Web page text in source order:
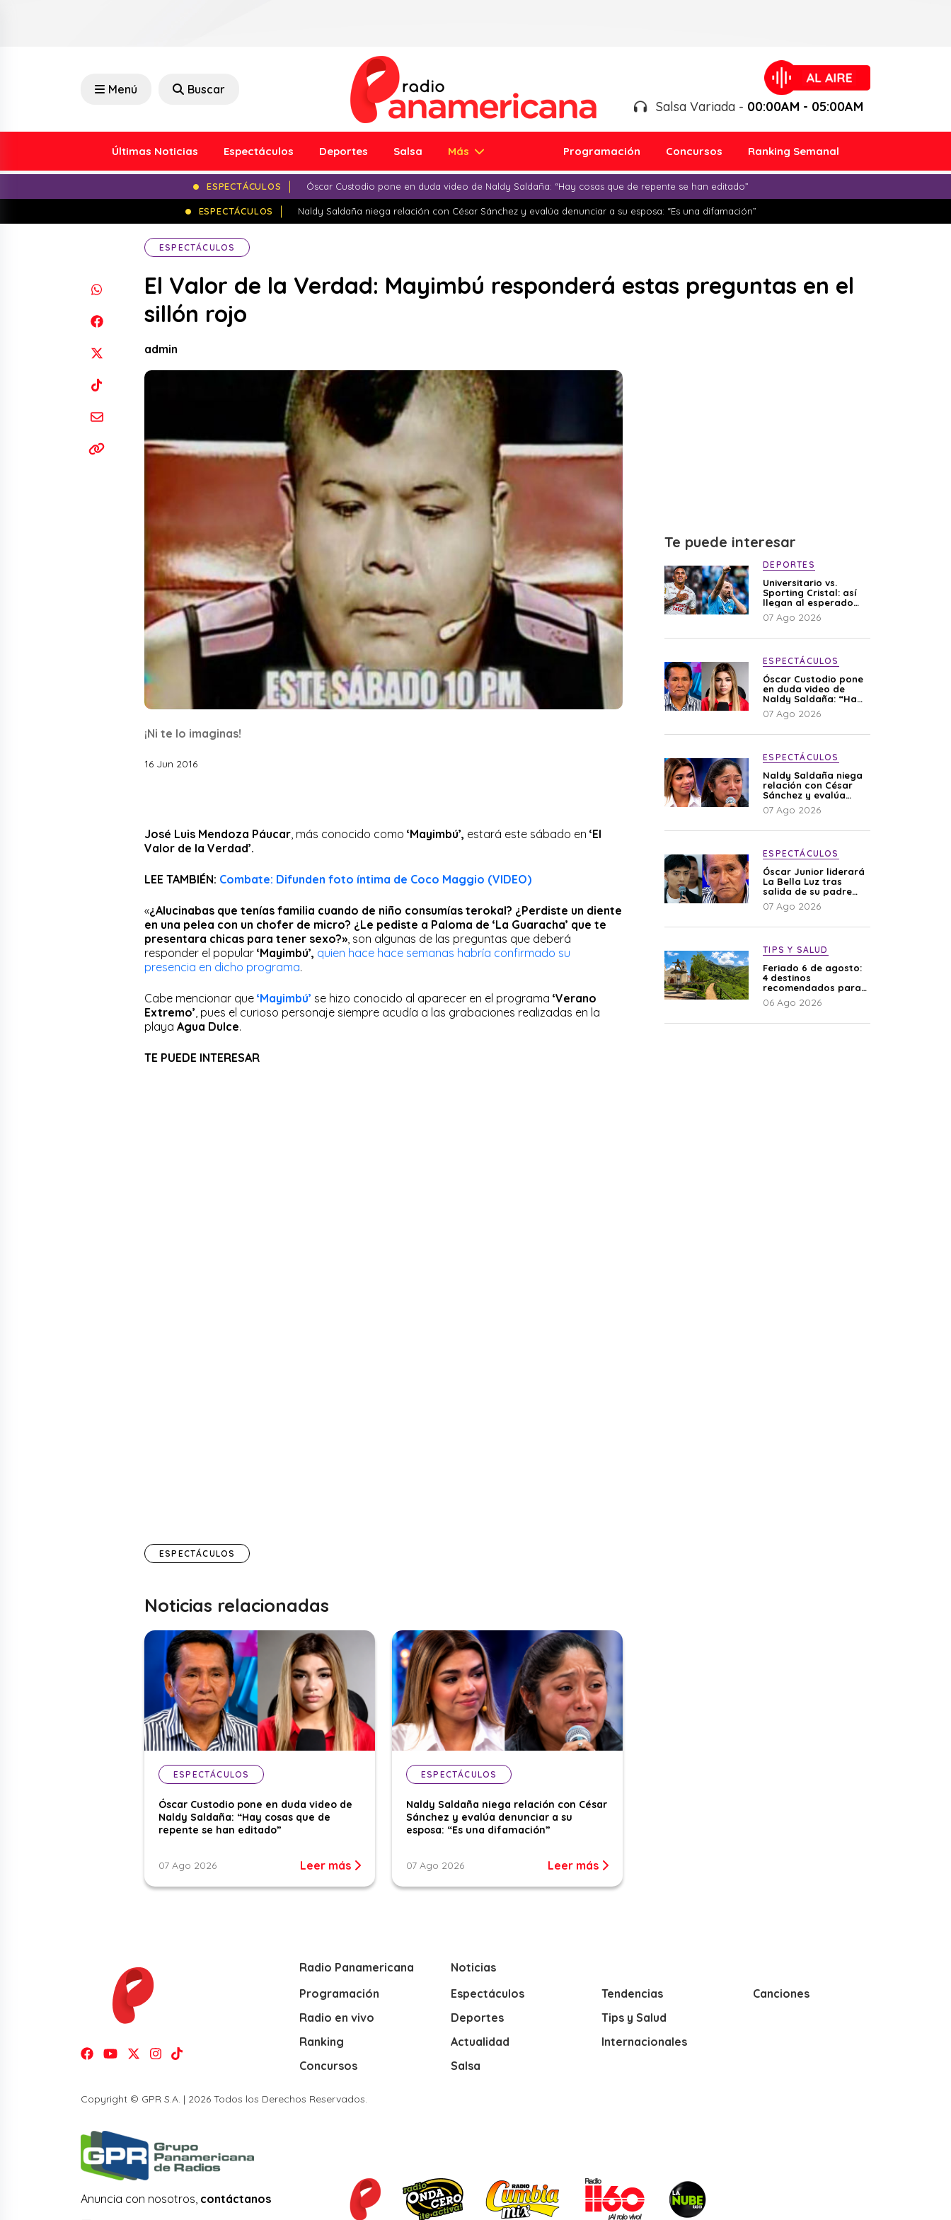
Menú Buscar
Salsa Variada - 00:00AM - 05:00AM
Últimas Noticias Espectáculos Deportes Salsa Más Programación Concursos Ranking Semanal
ESPECTÁCULOS Óscar Custodio pone en duda video de Naldy Saldaña: “Hay cosas que de repente se han editado”
ESPECTÁCULOS Naldy Saldaña niega relación con César Sánchez y evalúa denunciar a su esposa: “Es una difamación”
ESPECTÁCULOS
El Valor de la Verdad: Mayimbú responderá estas preguntas en el
sillón rojo
admin
¡Ni te lo imaginas!
16 Jun 2016
José Luis Mendoza Páucar , más conocido como ‘Mayimbú’, estará este sábado en ‘El
Valor de la Verdad’.
LEE TAMBIÉN: Combate: Difunden foto íntima de Coco Maggio (VIDEO)
«¿Alucinabas que tenías familia cuando de niño consumías terokal? ¿Perdiste un diente
en una pelea con un chofer de micro? ¿Le pediste a Paloma de ‘La Guaracha’ que te
presentara chicas para tener sexo?» , son algunas de las preguntas que deberá
responder el popular ‘Mayimbú’, quien hace hace semanas habría confirmado su
presencia en dicho programa.
Cabe mencionar que ‘Mayimbú’ se hizo conocido al aparecer en el programa ‘Verano
Extremo’ , pues el curioso personaje siempre acudía a las grabaciones realizadas en la
playa Agua Dulce.
TE PUEDE INTERESAR
ESPECTÁCULOS
Noticias relacionadas
ESPECTÁCULOS
Óscar Custodio pone en duda video de
Naldy Saldaña: “Hay cosas que de
repente se han editado”
07 Ago 2026 Leer más
ESPECTÁCULOS
Naldy Saldaña niega relación con César
Sánchez y evalúa denunciar a su
esposa: “Es una difamación”
07 Ago 2026 Leer más
Te puede interesar
DEPORTES
Universitario vs.
Sporting Cristal: así
llegan al esperado
duelo
07 Ago 2026
ESPECTÁCULOS
Óscar Custodio pone
en duda video de
Naldy Saldaña: “Hay
cosas que de repente
se han editado”
07 Ago 2026
ESPECTÁCULOS
Naldy Saldaña niega
relación con César
Sánchez y evalúa
denunciar a su
esposa: “Es una
07 Ago 2026
ESPECTÁCULOS
Óscar Junior liderará
La Bella Luz tras
salida de su padre
por polémica con
Naldy Saldaña
07 Ago 2026
TIPS Y SALUD
Feriado 6 de agosto:
4 destinos
recomendados para
disfrutar el descanso
06 Ago 2026
Radio Panamericana
Programación
Radio en vivo
Ranking
Concursos
Noticias
Espectáculos
Deportes
Actualidad
Salsa
Tendencias
Tips y Salud
Internacionales
Canciones
Copyright © GPR S.A. | 2026 Todos los Derechos Reservados.
Anuncia con nosotros, contáctanos